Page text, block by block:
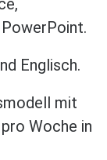
Englisch.
mit
Woche in